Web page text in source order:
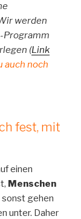
werden
Programm
(Link
auch noch
fest, mit
einen
Menschen
sonst gehen
unter. Daher